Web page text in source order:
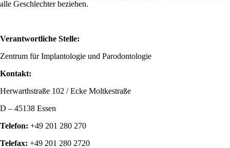
alle Geschlechter beziehen.
Verantwortliche Stelle:
Zentrum für Implantologie und Parodontologie
Kontakt:
Herwarthstraße 102 / Ecke Moltkestraße
D – 45138 Essen
Telefon: +49 201 280 270
Telefax: +49 201 280 2720